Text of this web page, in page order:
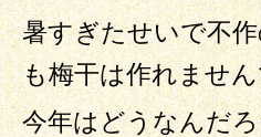
暑すぎたせいで不
も梅干は作れませ
今年はどうなんだ